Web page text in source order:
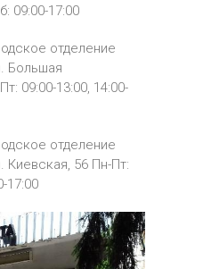
09:00-17:00
отделение
Большая
09:00-13:00, 14:00-
отделение
Киевская, 56 Пн-Пт:
17:00